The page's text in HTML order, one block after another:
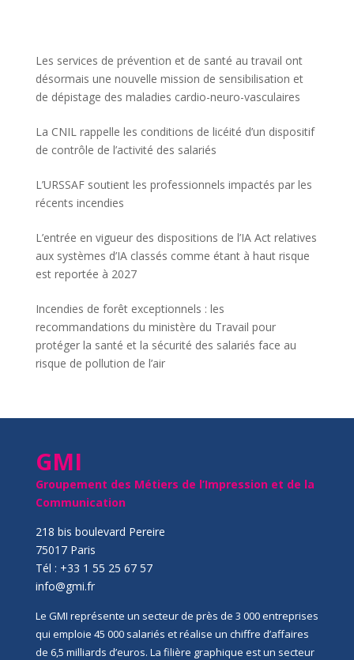
Les services de prévention et de santé au travail ont
désormais une nouvelle mission de sensibilisation et
de dépistage des maladies cardio-neuro-vasculaires
La CNIL rappelle les conditions de licéité d’un dispositif
de contrôle de l’activité des salariés
L’URSSAF soutient les professionnels impactés par les
récents incendies
L’entrée en vigueur des dispositions de l’IA Act relatives
aux systèmes d’IA classés comme étant à haut risque
est reportée à 2027
Incendies de forêt exceptionnels : les
recommandations du ministère du Travail pour
protéger la santé et la sécurité des salariés face au
risque de pollution de l’air
GMI
Groupement des Métiers de l’Impression et de la
Communication
218 bis boulevard Pereire
75017 Paris
Tél : +33 1 55 25 67 57
info@gmi.fr
Le GMI représente un secteur de près de 3 000 entreprises
qui emploie 45 000 salariés et réalise un chiffre d’affaires
de 6,5 milliards d’euros. La filière graphique est un secteur